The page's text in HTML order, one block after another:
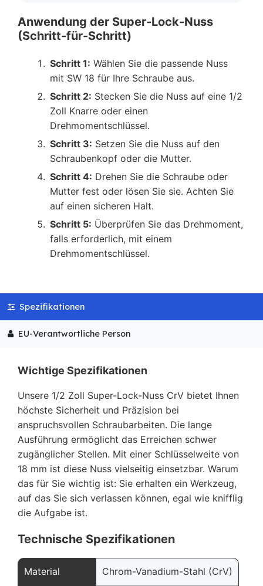
Anwendung der Super-Lock-Nuss
(Schritt-für-Schritt)
Schritt 1: Wählen Sie die passende Nuss
mit SW 18 für Ihre Schraube aus.
Schritt 2: Stecken Sie die Nuss auf eine 1/2
Zoll Knarre oder einen
Drehmomentschlüssel.
Schritt 3: Setzen Sie die Nuss auf den
Schraubenkopf oder die Mutter.
Schritt 4: Drehen Sie die Schraube oder
Mutter fest oder lösen Sie sie. Achten Sie
auf einen sicheren Halt.
Schritt 5: Überprüfen Sie das Drehmoment,
falls erforderlich, mit einem
Drehmomentschlüssel.
Spezifikationen
EU-Verantwortliche Person
Wichtige Spezifikationen
Unsere 1/2 Zoll Super-Lock-Nuss CrV bietet Ihnen
höchste Sicherheit und Präzision bei
anspruchsvollen Schraubarbeiten. Die lange
Ausführung ermöglicht das Erreichen schwer
zugänglicher Stellen. Mit einer Schlüsselweite von
18 mm ist diese Nuss vielseitig einsetzbar. Warum
das für Sie wichtig ist: Sie erhalten ein Werkzeug,
auf das Sie sich verlassen können, egal wie knifflig
die Aufgabe ist.
Technische Spezifikationen
Material Chrom-Vanadium-Stahl (CrV)